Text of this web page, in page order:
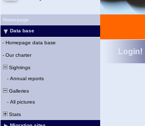
Homepage
Data base
- Homepage data base
- Our charter
Sightings
- Annual reports
Galleries
- All pictures
Stats
Login!